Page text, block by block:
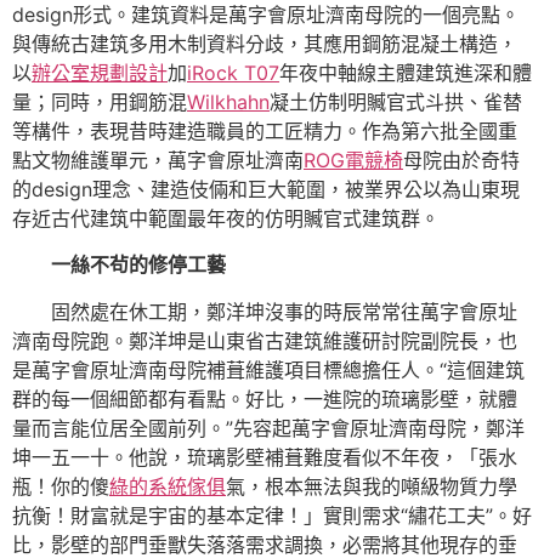
design形式。建筑資料是萬字會原址濟南母院的一個亮點。
與傳統古建筑多用木制資料分歧，其應用鋼筋混凝土構造，
以辦公室規劃設計加iRock T07年夜中軸線主體建筑進深和體
量；同時，用鋼筋混Wilkhahn凝土仿制明贓官式斗拱、雀替
等構件，表現昔時建造職員的工匠精力。作為第六批全國重
點文物維護單元，萬字會原址濟南ROG電競椅母院由於奇特
的design理念、建造伎倆和巨大範圍，被業界公以為山東現
存近古代建筑中範圍最年夜的仿明贓官式建筑群。
一絲不茍的修停工藝
固然處在休工期，鄭洋坤沒事的時辰常常往萬字會原址
濟南母院跑。鄭洋坤是山東省古建筑維護研討院副院長，也
是萬字會原址濟南母院補葺維護項目標總擔任人。“這個建筑
群的每一個細節都有看點。好比，一進院的琉璃影壁，就體
量而言能位居全國前列。”先容起萬字會原址濟南母院，鄭洋
坤一五一十。他說，琉璃影壁補葺難度看似不年夜，「張水
瓶！你的傻綠的系統傢俱氣，根本無法與我的噸級物質力學
抗衡！財富就是宇宙的基本定律！」實則需求“繡花工夫”。好
比，影壁的部門垂獸失落落需求調換，必需將其他現存的垂